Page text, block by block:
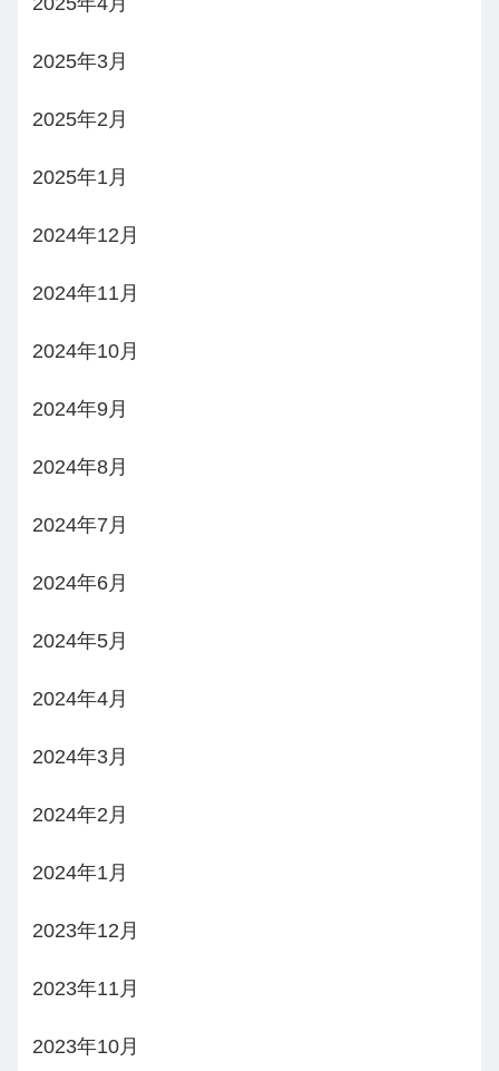
2025年3月
2025年2月
2025年1月
2024年12月
2024年11月
2024年10月
2024年9月
2024年8月
2024年7月
2024年6月
2024年5月
2024年4月
2024年3月
2024年2月
2024年1月
2023年12月
2023年11月
2023年10月